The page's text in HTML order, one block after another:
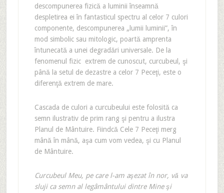
descompunerea fizică a luminii înseamnă
despletirea ei în fantasticul spectru al celor 7 culori
componente, descompunerea „lumii luminii”, în
mod simbolic sau mitologic, poartă amprenta
întunecată a unei degradări universale. De la
fenomenul fizic extrem de cunoscut, curcubeul, şi
până la setul de dezastre a celor 7 Peceţi, este o
diferenţă extrem de mare.
Cascada de culori a curcubeului este folosită ca
semn ilustrativ de prim rang şi pentru a ilustra
Planul de Mântuire. Fiindcă Cele 7 Peceţi merg
mână în mână, aşa cum vom vedea, şi cu Planul
de Mântuire.
Curcubeul Meu, pe care l-am aşezat în nor, vă va
sluji ca semn al legâmântului dintre Mine şi